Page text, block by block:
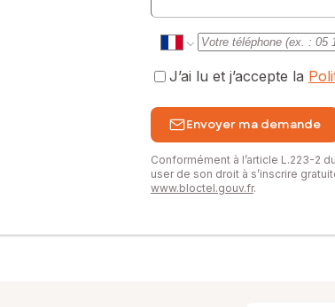
J’ai lu et j’accepte la
Envoyer ma demande
Conformément à l’article L.223-2
user de son droit à s’inscrire
www.bloctel.gouv.fr.